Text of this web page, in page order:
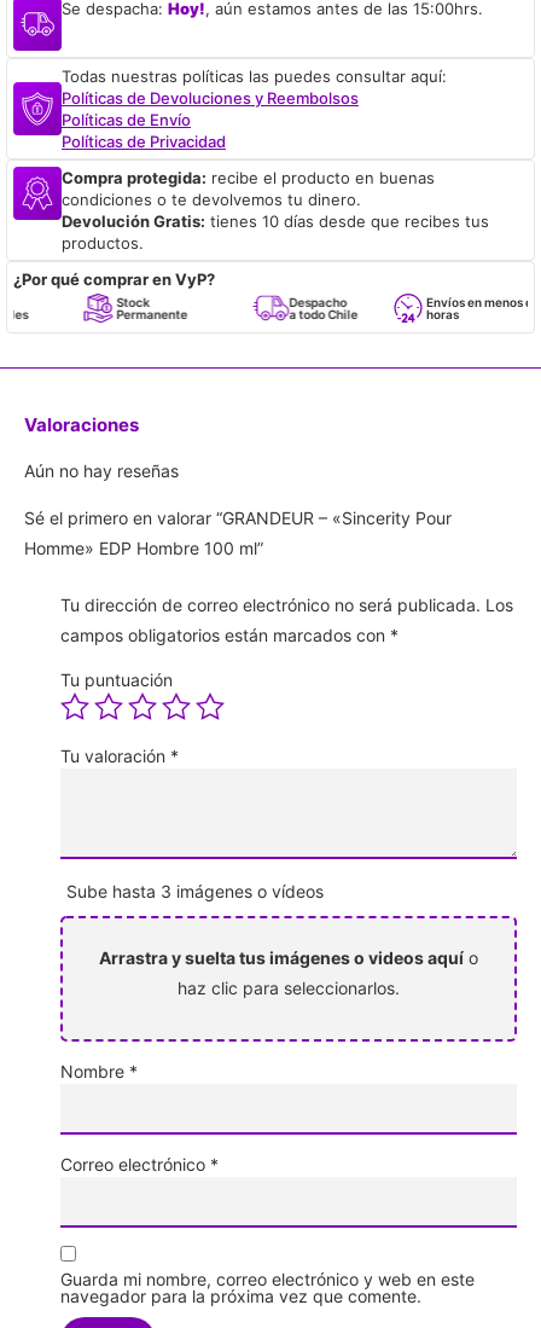
Se despacha: Hoy!, aún estamos antes de las 15:00hrs.
Todas nuestras políticas las puedes consultar aquí:
Políticas de Devoluciones y Reembolsos
Políticas de Envío
Políticas de Privacidad
Compra protegida: recibe el producto en buenas
condiciones o te devolvemos tu dinero.
Devolución Gratis: tienes 10 días desde que recibes tus
productos.
¿Por qué comprar en VyP?
Stock
Permanente
Despacho
a todo Chile
Envíos en menos de 24
horas
Valoraciones
Aún no hay reseñas
Sé el primero en valorar “GRANDEUR – «Sincerity Pour
Homme» EDP Hombre 100 ml”
Tu dirección de correo electrónico no será publicada. Los
campos obligatorios están marcados con *
Tu puntuación
Tu valoración *
Sube hasta 3 imágenes o vídeos
Arrastra y suelta tus imágenes o videos aquí o
haz clic para seleccionarlos.
Nombre *
Correo electrónico *
Guarda mi nombre, correo electrónico y web en este
navegador para la próxima vez que comente.